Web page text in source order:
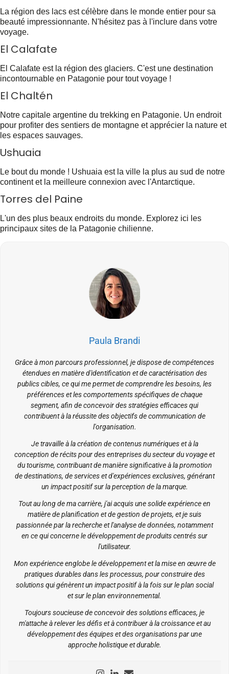
La région des lacs est célèbre dans le monde entier pour sa
beauté impressionnante. N'hésitez pas à l'inclure dans votre
voyage.
El Calafate
El Calafate est la région des glaciers. C'est une destination
incontournable en Patagonie pour tout voyage !
El Chaltén
Notre capitale argentine du trekking en Patagonie. Un endroit
pour profiter des sentiers de montagne et apprécier la nature et
les espaces sauvages.
Ushuaia
Le bout du monde ! Ushuaia est la ville la plus au sud de notre
continent et la meilleure connexion avec l'Antarctique.
Torres del Paine
L'un des plus beaux endroits du monde. Explorez ici les
principaux sites de la Patagonie chilienne.
Paula Brandi
Grâce à mon parcours professionnel, je dispose de compétences
étendues en matière d'identification et de caractérisation des
publics cibles, ce qui me permet de comprendre les besoins, les
préférences et les comportements spécifiques de chaque
segment, afin de concevoir des stratégies efficaces qui
contribuent à la réussite des objectifs de communication de
l'organisation.
Je travaille à la création de contenus numériques et à la
conception de récits pour des entreprises du secteur du voyage et
du tourisme, contribuant de manière significative à la promotion
de destinations, de services et d'expériences exclusives, générant
un impact positif sur la perception de la marque.
Tout au long de ma carrière, j'ai acquis une solide expérience en
matière de planification et de gestion de projets, et je suis
passionnée par la recherche et l'analyse de données, notamment
en ce qui concerne le développement de produits centrés sur
l'utilisateur.
Mon expérience englobe le développement et la mise en œuvre de
pratiques durables dans les processus, pour construire des
solutions qui génèrent un impact positif à la fois sur le plan social
et sur le plan environnemental.
Toujours soucieuse de concevoir des solutions efficaces, je
m'attache à relever les défis et à contribuer à la croissance et au
développement des équipes et des organisations par une
approche holistique et durable.